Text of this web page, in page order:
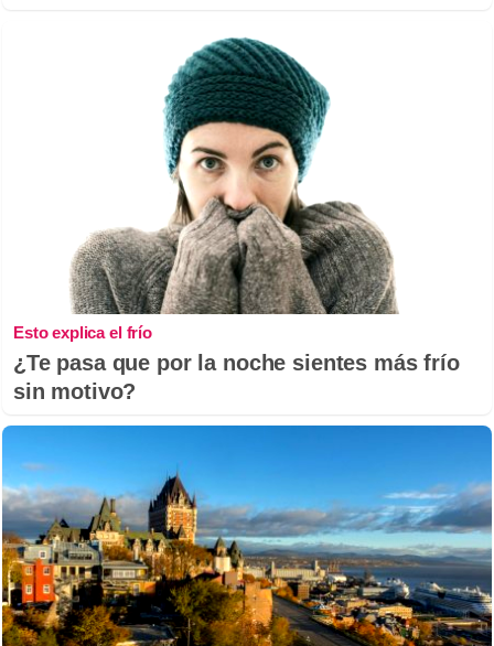
Esto explica el frío
¿Te pasa que por la noche sientes más frío
sin motivo?